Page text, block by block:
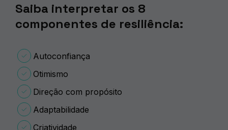
Saiba interpretar os 8
componentes de resiliência:
Autoconfiança
Otimismo
Direção com propósito
Adaptabilidade
Criatividade